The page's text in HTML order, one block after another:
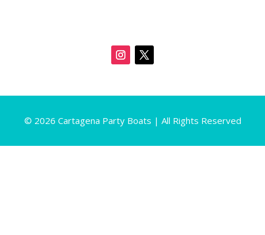
© 2026 Cartagena Party Boats | All Rights Reserved